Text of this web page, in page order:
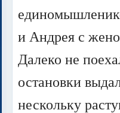
и Андрея с
Далеко не
остановки
нескольку